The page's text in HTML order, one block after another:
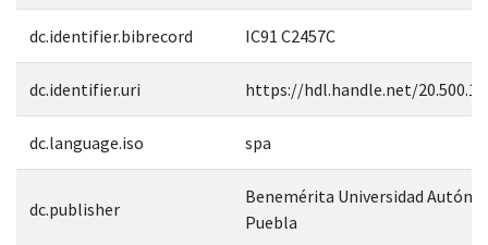
dc.identifier.bibrecord IC91 C2457C
dc.identifier.uri https://hdl.handle.net/
dc.language.iso spa
dc.publisher
Benemérita Universidad
Puebla